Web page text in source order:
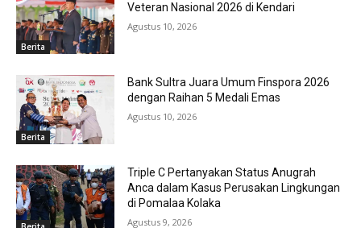
Berita
Veteran Nasional 2026 di Kendari
Agustus 10, 2026
Berita
Bank Sultra Juara Umum Finspora 2026
dengan Raihan 5 Medali Emas
Agustus 10, 2026
Triple C Pertanyakan Status Anugrah
Anca dalam Kasus Perusakan Lingkungan
di Pomalaa Kolaka
Agustus 9, 2026